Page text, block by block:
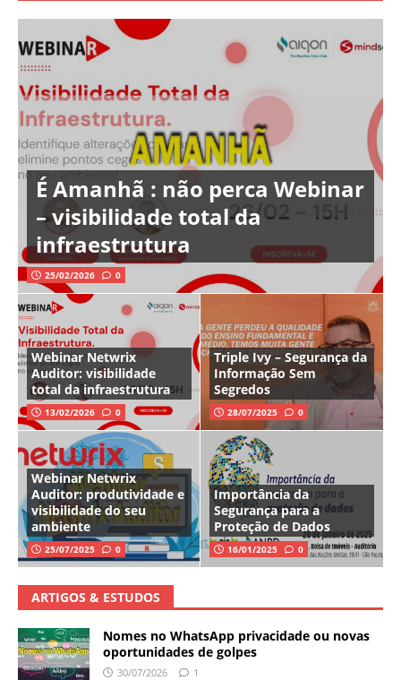
É Amanhã : não perca Webinar
– visibilidade total da
infraestrutura
25/02/2026 0
Webinar Netwrix
Auditor: visibilidade
total da infraestrutura
13/02/2026 0
Triple Ivy – Segurança da
Informação Sem
Segredos
28/07/2025 0
Webinar Netwrix
Auditor: produtividade e
visibilidade do seu
ambiente
25/07/2025 0
Importância da
Segurança para a
Proteção de Dados
16/01/2025 0
ARTIGOS & ESTUDOS
Nomes no WhatsApp privacidade ou novas
oportunidades de golpes
30/07/2026 1